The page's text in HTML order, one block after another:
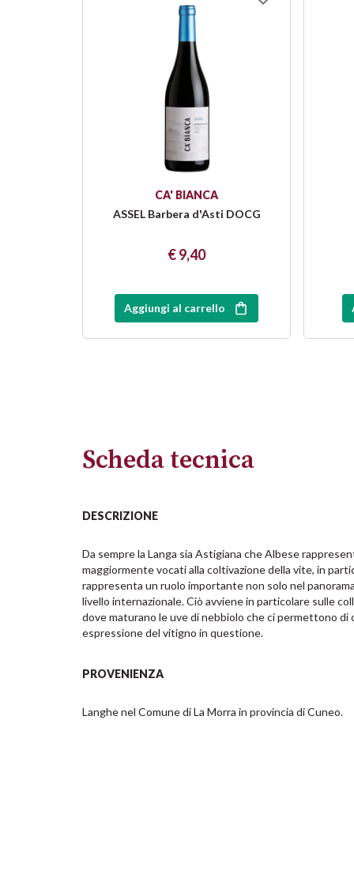
CA' BIANCA
ASSEL Barbera d'Asti DOCG
€ 9,40
Aggiungi al carrello
Scheda tecnica
DESCRIZIONE
Da sempre la Langa sia Astigiana che Albese
maggiormente vocati alla coltivazione della vite, in
rappresenta un ruolo importante non solo nel
livello internazionale. Ciò avviene in particolare sulle
dove maturano le uve di nebbiolo che ci permettono
espressione del vitigno in questione.
PROVENIENZA
Langhe nel Comune di La Morra in provincia di Cuneo.